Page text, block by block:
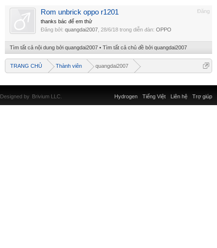
Đăng
Rom unbrick oppo r1201
thanks bác để em thử
Đăng bởi: quangdai2007 28/6/18 trong diễn đàn: OPPO
Tìm tất cả nội dung bởi quangdai2007 Tìm tất cả chủ đề bởi quangdai2007
TRANG CHỦ Thành viên quangdai2007
Liên hệ Trợ giúp
Hydrogen Tiếng Việt
Designed by Brivium LLC.